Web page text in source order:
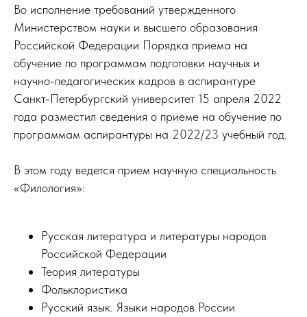
Во исполнение требований утвержденного
Министерством науки и высшего образования
Российской Федерации Порядка приема на
обучение по программам подготовки научных и
научно-педагогических кадров в аспирантуре
Санкт-Петербургский университет 15 апреля 2022
года разместил сведения о приеме на обучение по
программам аспирантуры на 2022/23 учебный год.
В этом году ведется прием научную специальность
«Филология»:
Русская литература и литературы народов
Российской Федерации
Теория литературы
Фольклористика
Русский язык. Языки народов России